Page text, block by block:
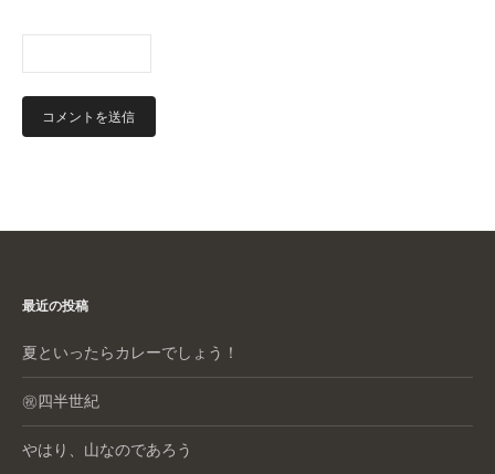
最近の投稿
夏といったらカレーでしょう！
㊗️四半世紀
やはり、山なのであろう